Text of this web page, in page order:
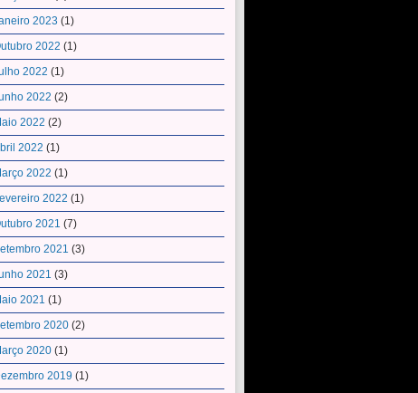
2023 (1)
2022 (1)
2022 (1)
2022 (2)
2022 (2)
2022 (1)
2022 (1)
2022 (1)
2021 (7)
2021 (3)
2021 (3)
2021 (1)
2020 (2)
2020 (1)
2019 (1)